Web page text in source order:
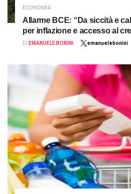
ECONOMIA
Allarme BCE: “Da siccità e
per inflazione e accesso al
DI EMANUELE BONINI emanuelebonini